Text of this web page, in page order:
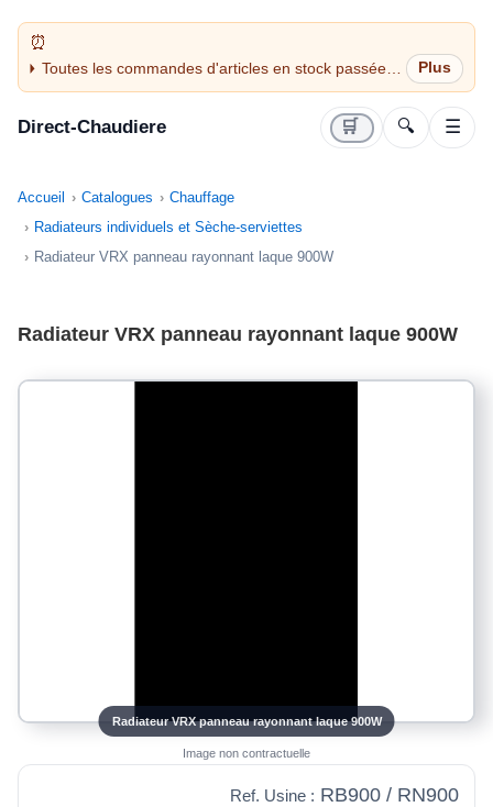
Toutes les commandes d'articles en stock passées
avant 14H sont expédiées le jour même (jours
Direct-Chaudiere 🛒 🔍 ☰
Accueil Catalogues
Chauffage
Radiateurs individuels et Sèche-serviettes
Radiateur VRX panneau rayonnant laque 900W
Radiateur VRX panneau rayonnant laque 900W
Radiateur VRX panneau rayonnant laque 900W
Image non contractuelle
Ref. Usine : RB900 / RN900